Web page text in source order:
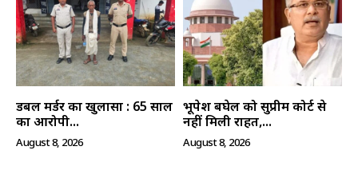
क्विक लिंक्स
मुख्य पेज
हमारे बारे में
संपर्क करें
डबल मर्डर का खुलासा : 65 साल
का आरोपी...
August 8, 2026
भूपेश बघेल को सुप्रीम कोर्ट से
नहीं मिली राहत,...
August 8, 2026